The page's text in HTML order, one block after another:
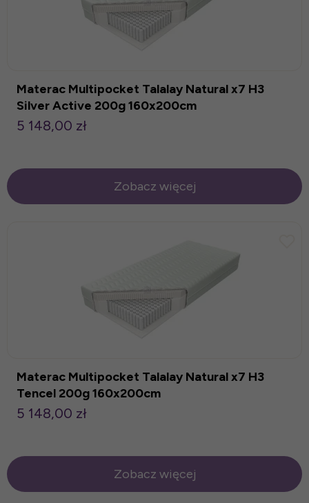
Materac Multipocket Talalay Natural x7 H3
Silver Active 200g 160x200cm
5 148,00 zł
Zobacz więcej
Materac Multipocket Talalay Natural x7 H3
Tencel 200g 160x200cm
5 148,00 zł
Zobacz więcej